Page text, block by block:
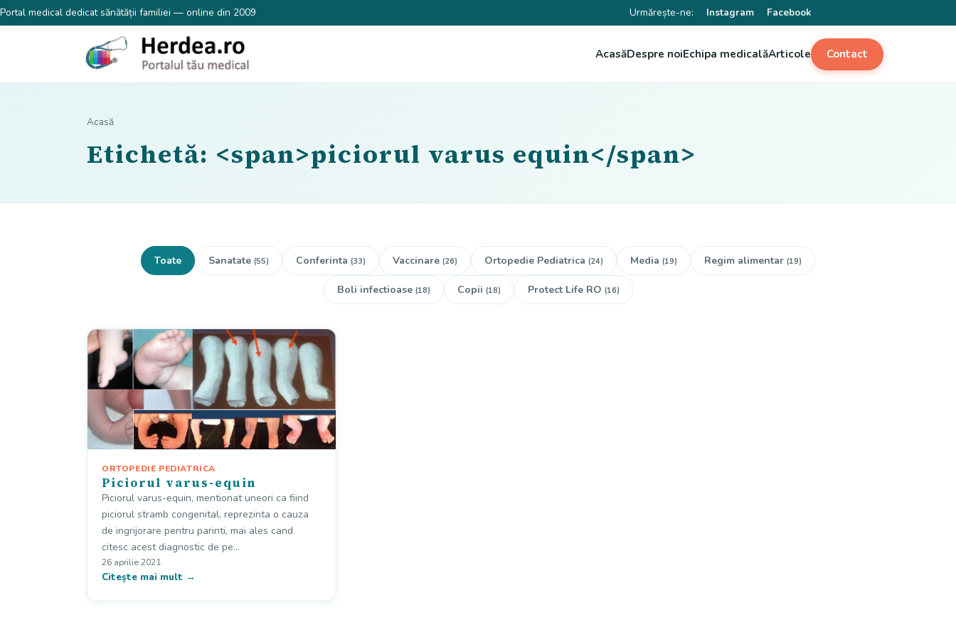
Portal medical dedicat sănătății familiei — online din 2009 Urmărește-ne: Instagram Facebook
AcasăDespre noiEchipa medicalăArticole Contact
Acasă
Etichetă: <span>piciorul varus equin</span>
Toate Sanatate (55) Conferinta (33) Vaccinare (26) Ortopedie Pediatrica (24) Media (19) Regim alimentar (19)
Boli infectioase (18) Copii (18) Protect Life RO (16)
ORTOPEDIE PEDIATRICA
Piciorul varus-equin
Piciorul varus-equin, mentionat uneori ca fiind
piciorul stramb congenital, reprezinta o cauza
de ingrijorare pentru parinti, mai ales cand
citesc acest diagnostic de pe…
26 aprilie 2021
Citește mai mult →